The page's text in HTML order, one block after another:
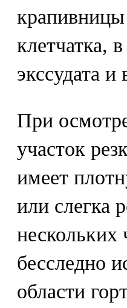
крапивницы
клетчатка,
экссудата
При
участок
имеет
или слегка
нескольких
бесследно
области